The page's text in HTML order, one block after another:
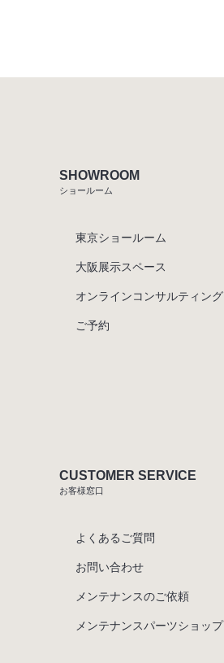
SHOWROOM
ショールーム
東京ショールーム
大阪展示スペース
オンラインコンサルティング
ご予約
CUSTOMER SERVICE
お客様窓口
よくあるご質問
お問い合わせ
メンテナンスのご依頼
メンテナンスパーツショップ